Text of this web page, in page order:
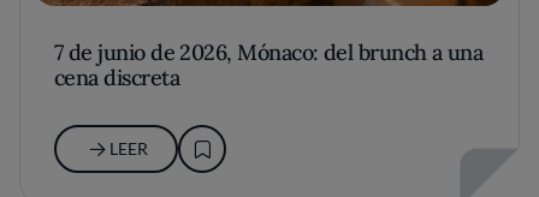
7 de junio de 2026, Mónaco: del brunch a una
cena discreta
LEER